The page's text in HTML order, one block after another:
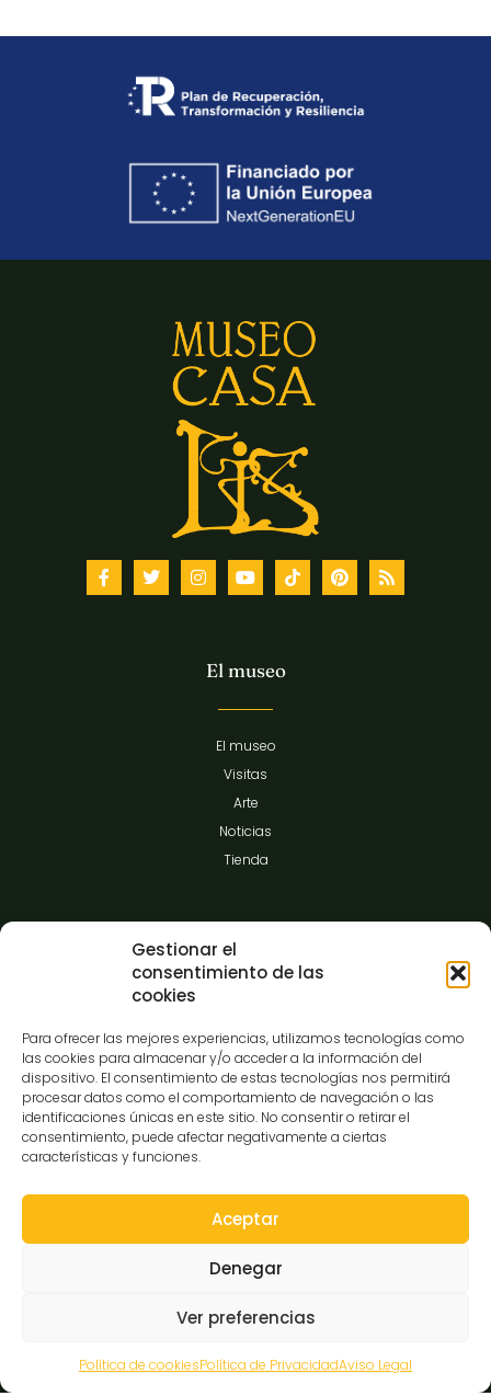
Gestionar el
consentimiento de las
cookies
Para ofrecer las mejores experiencias, utilizamos tecnologías como
las cookies para almacenar y/o acceder a la información del
dispositivo. El consentimiento de estas tecnologías nos permitirá
procesar datos como el comportamiento de navegación o las
identificaciones únicas en este sitio. No consentir o retirar el
consentimiento, puede afectar negativamente a ciertas
características y funciones.
Aceptar
Denegar
Ver preferencias
Política de cookiesPolítica de PrivacidadAviso Legal
El museo
El museo
Visitas
Arte
Noticias
Tienda
Información
FAQ
Prensa
Hazte amigo del museo
Transparencia
Contacto
37008-Salamanca